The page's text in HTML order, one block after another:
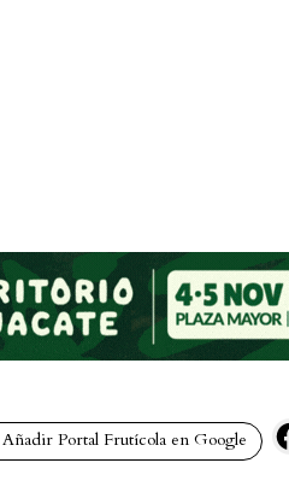
Añadir Portal Frutícola en Google